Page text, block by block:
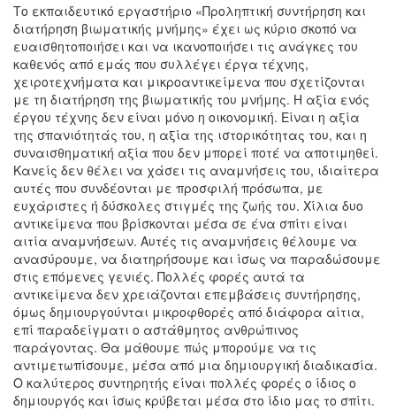
Το εκπαιδευτικό εργαστήριο «Προληπτική συντήρηση και
διατήρηση βιωματικής μνήμης» έχει ως κύριο σκοπό να
ευαισθητοποιήσει και να ικανοποιήσει τις ανάγκες του
καθενός από εμάς που συλλέγει έργα τέχνης,
χειροτεχνήματα και μικροαντικείμενα που σχετίζονται
με τη διατήρηση της βιωματικής του μνήμης. Η αξία ενός
έργου τέχνης δεν είναι μόνο η οικονομική. Είναι η αξία
της σπανιότητάς του, η αξία της ιστορικότητας του, και η
συναισθηματική αξία που δεν μπορεί ποτέ να αποτιμηθεί.
Κανείς δεν θέλει να χάσει τις αναμνήσεις του, ιδιαίτερα
αυτές που συνδέονται με προσφιλή πρόσωπα, με
ευχάριστες ή δύσκολες στιγμές της ζωής του. Χίλια δυο
αντικείμενα που βρίσκονται μέσα σε ένα σπίτι είναι
αιτία αναμνήσεων. Αυτές τις αναμνήσεις θέλουμε να
ανασύρουμε, να διατηρήσουμε και ίσως να παραδώσουμε
στις επόμενες γενιές. Πολλές φορές αυτά τα
αντικείμενα δεν χρειάζονται επεμβάσεις συντήρησης,
όμως δημιουργούνται μικροφθορές από διάφορα αίτια,
επί παραδείγματι ο αστάθμητος ανθρώπινος
παράγοντας. Θα μάθουμε πώς μπορούμε να τις
αντιμετωπίσουμε, μέσα από μια δημιουργική διαδικασία.
Ο καλύτερος συντηρητής είναι πολλές φορές ο ίδιος ο
δημιουργός και ίσως κρύβεται μέσα στο ίδιο μας το σπίτι.